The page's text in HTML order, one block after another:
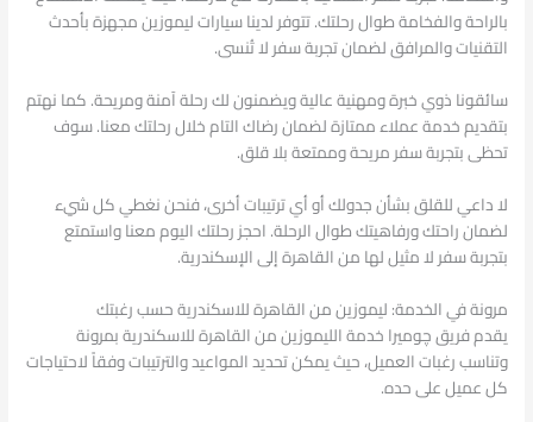
بالراحة والفخامة طوال رحلتك. تتوفر لدينا سيارات ليموزين مجهزة بأحدث
التقنيات والمرافق لضمان تجربة سفر لا تُنسى.
سائقونا ذوي خبرة ومهنية عالية ويضمنون لك رحلة آمنة ومريحة. كما نهتم
بتقديم خدمة عملاء ممتازة لضمان رضاك التام خلال رحلتك معنا. سوف
تحظى بتجربة سفر مريحة وممتعة بلا قلق.
لا داعي للقلق بشأن جدولك أو أي ترتيبات أخرى، فنحن نغطي كل شيء
لضمان راحتك ورفاهيتك طوال الرحلة. احجز رحلتك اليوم معنا واستمتع
بتجربة سفر لا مثيل لها من القاهرة إلى الإسكندرية.
مرونة في الخدمة: ليموزين من القاهرة للاسكندرية حسب رغبتك
يقدم فريق چوميرا خدمة الليموزين من القاهرة للاسكندرية بمرونة
وتناسب رغبات العميل، حيث يمكن تحديد المواعيد والترتيبات وفقاً لاحتياجات
كل عميل على حده.